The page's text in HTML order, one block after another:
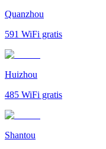
Quanzhou
591 WiFi gratis
Huizhou
485 WiFi gratis
Shantou